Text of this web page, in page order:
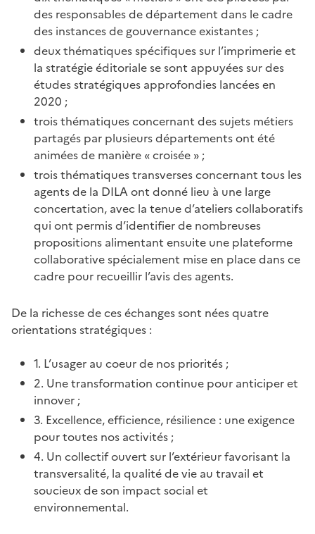
des responsables de département dans le cadre
des instances de gouvernance existantes ;
deux thématiques spécifiques sur l’imprimerie et
la stratégie éditoriale se sont appuyées sur des
études stratégiques approfondies lancées en
2020 ;
trois thématiques concernant des sujets métiers
partagés par plusieurs départements ont été
animées de manière « croisée » ;
trois thématiques transverses concernant tous les
agents de la DILA ont donné lieu à une large
concertation, avec la tenue d’ateliers collaboratifs
qui ont permis d’identifier de nombreuses
propositions alimentant ensuite une plateforme
collaborative spécialement mise en place dans ce
cadre pour recueillir l’avis des agents.
De la richesse de ces échanges sont nées quatre
orientations stratégiques :
1. L’usager au coeur de nos priorités ;
2. Une transformation continue pour anticiper et
innover ;
3. Excellence, efficience, résilience : une exigence
pour toutes nos activités ;
4. Un collectif ouvert sur l’extérieur favorisant la
transversalité, la qualité de vie au travail et
soucieux de son impact social et
environnemental.